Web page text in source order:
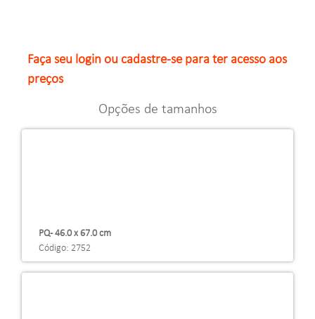
Faça seu login ou cadastre-se para ter acesso aos
preços
Opções de tamanhos
PQ - 46.0 x 67.0 cm
Código: 2752